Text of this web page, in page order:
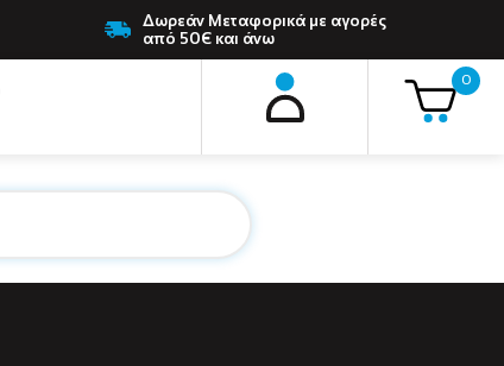
Δωρεάν Μεταφορικά με αγορές
από 50€ και άνω
0